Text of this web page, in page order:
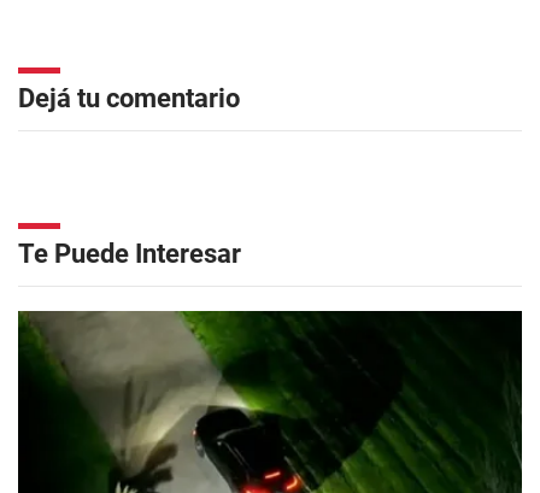
Dejá tu comentario
Te Puede Interesar